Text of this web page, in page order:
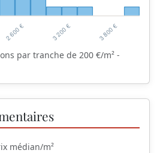
par tranche de 200 €/m² -
médian/m²